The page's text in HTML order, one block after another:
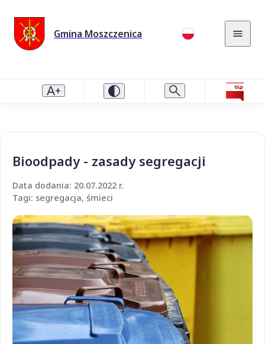
Gmina Moszczenica
Bioodpady - zasady segregacji
Data dodania: 20.07.2022 r.
Tagi: segregacja, śmieci